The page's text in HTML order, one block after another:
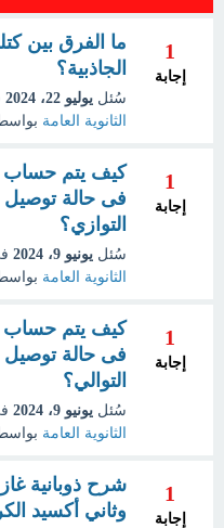
1
إجابة
ما الفرق بين
الجاذبية؟
سُئل يوليو 22، 2024
الثانوية العامة
1
إجابة
كيف يتم حساب
فى حالة توصيل
التوازي؟
سُئل يونيو 9، 2024
الثانوية العامة
1
إجابة
كيف يتم حساب
فى حالة توصيل
التوالي؟
سُئل يونيو 9، 2024
الثانوية العامة
1
إجابة
شرح ذوبانية
وثاني أكسيد